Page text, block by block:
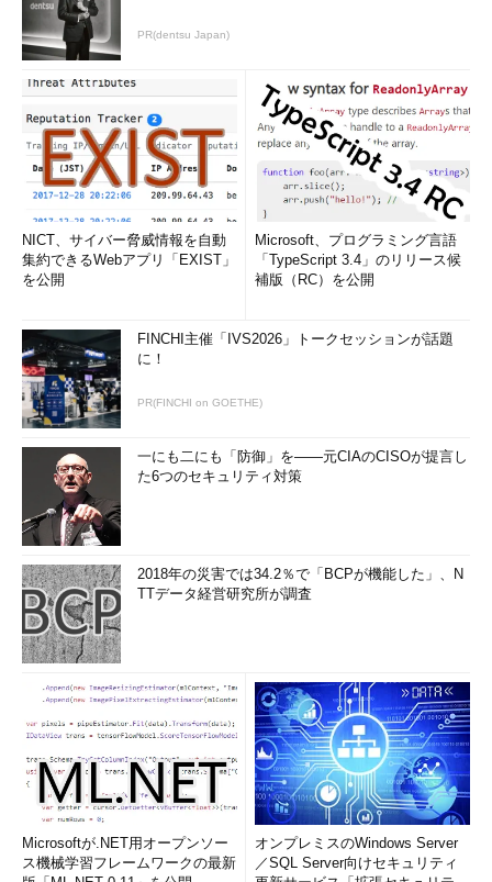
PR(dentsu Japan)
NICT、サイバー脅威情報を自動
集約できるWebアプリ「EXIST」
を公開
Microsoft、プログラミング言語
「TypeScript 3.4」のリリース候
補版（RC）を公開
FINCHI主催「IVS2026」トークセッションが話題
に！
PR(FINCHI on GOETHE)
一にも二にも「防御」を――元CIAのCISOが提言し
た6つのセキュリティ対策
2018年の災害では34.2％で「BCPが機能した」、N
TTデータ経営研究所が調査
Microsoftが.NET用オープンソー
ス機械学習フレームワークの最新
オンプレミスのWindows Server
／SQL Server向けセキュリティ